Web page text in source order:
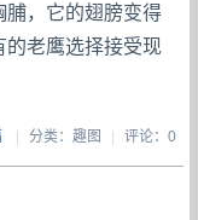
脯，它的翅膀变得
的老鹰选择接受现
| 分类：趣图 | 评论：0